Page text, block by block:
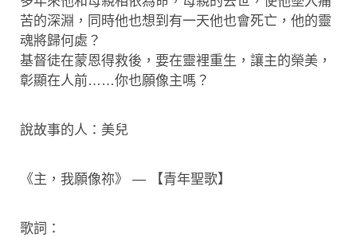
苦的深淵，同時他也想到有一天他也會死亡，他的靈
魂將歸何處？
基督徒在蒙恩得救後，要在靈裡重生，讓主的榮美，
彰顯在人前……你也願像主嗎？
說故事的人：美兒
《主，我願像祢》 — 【青年聖歌】
歌詞：